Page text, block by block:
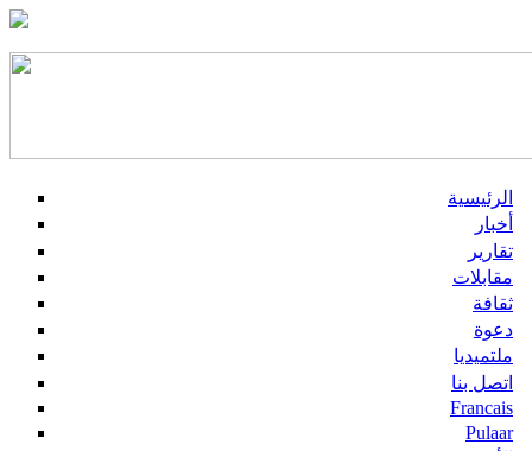
الرئيسية
أخبار
تقارير
مقابلات
ثقافة
دعوة
ملتميديا
اتصل بنا
Francais
Pulaar